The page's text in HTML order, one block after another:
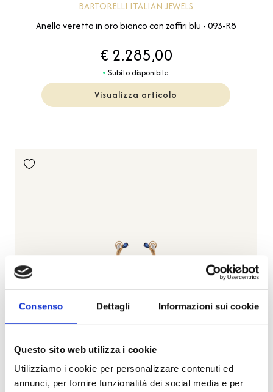
Consenso Dettagli Informazioni sui cookie
Questo sito web utilizza i cookie
Utilizziamo i cookie per personalizzare contenuti ed
annunci, per fornire funzionalità dei social media e per
BARTORELLI ITALIAN JEWELS
Anello veretta in oro bianco con zaffiri blu - 093-R8
€ 2.285,00
Subito disponibile
Visualizza articolo